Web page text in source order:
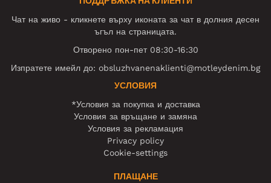
Чат на живо - кликнете върху иконата за чат в долния десен
ъгъл на страницата.
Отворено пон-пет 08:30-16:30
Изпратете имейл до: obsluzhvanenaklienti@motleydenim.bg
УСЛОВИЯ
*Условия за покупка и доставка
Условия за връщане и замяна
Условия за рекламация
Privacy policy
Cookie-settings
ПЛАЩАНЕ